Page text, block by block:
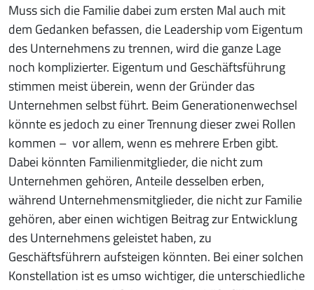
Muss sich die Familie dabei zum ersten Mal auch mit
dem Gedanken befassen, die Leadership vom Eigentum
des Unternehmens zu trennen, wird die ganze Lage
noch komplizierter. Eigentum und Geschäftsführung
stimmen meist überein, wenn der Gründer das
Unternehmen selbst führt. Beim Generationenwechsel
könnte es jedoch zu einer Trennung dieser zwei Rollen
kommen – vor allem, wenn es mehrere Erben gibt.
Dabei könnten Familienmitglieder, die nicht zum
Unternehmen gehören, Anteile desselben erben,
während Unternehmensmitglieder, die nicht zur Familie
gehören, aber einen wichtigen Beitrag zur Entwicklung
des Unternehmens geleistet haben, zu
Geschäftsführern aufsteigen könnten. Bei einer solchen
Konstellation ist es umso wichtiger, die unterschiedliche